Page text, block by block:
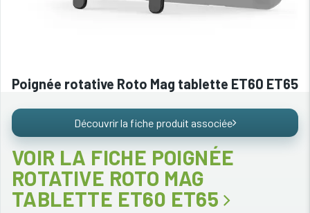
Poignée rotative Roto Mag tablette ET60 ET65
Découvrir la fiche produit associée
VOIR LA FICHE POIGNÉE
ROTATIVE ROTO MAG
TABLETTE ET60 ET65